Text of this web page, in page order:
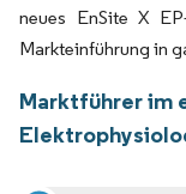
neues EnSite X
Markteinführung in
Marktführer im